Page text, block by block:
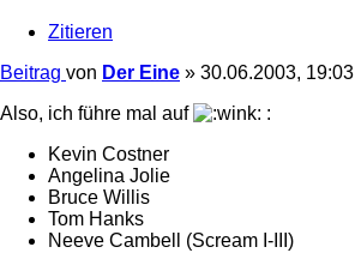
Zitieren
Beitrag von Der Eine » 30.06.2003, 19:03
Also, ich führe mal auf
:
Kevin Costner
Angelina Jolie
Bruce Willis
Tom Hanks
Neeve Cambell (Scream I-III)